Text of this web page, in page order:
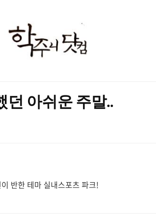
주
닷
컴
던 아쉬운 주말..
반한 테마 실내스포츠 파크!